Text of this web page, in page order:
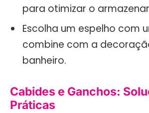
para otimizar o
Escolha um espelho com
combine com a
banheiro.
Cabides e Ganchos:
Práticas